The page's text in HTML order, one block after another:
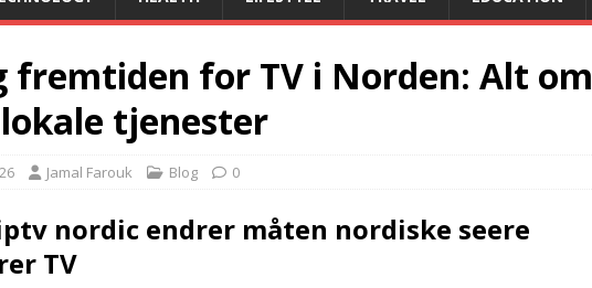
fremtiden for TV i Norden: Alt om
tjenester
Jamal Farouk Blog 0
nordic endrer måten nordiske seere
TV